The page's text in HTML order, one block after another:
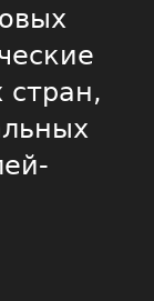
стран,